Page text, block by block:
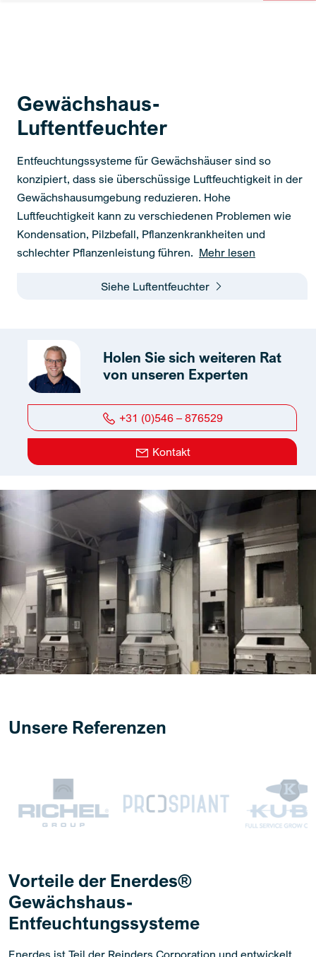
Gewächshaus-
Luftentfeuchter
Entfeuchtungssysteme für Gewächshäuser sind so
konzipiert, dass sie überschüssige Luftfeuchtigkeit in der
Gewächshausumgebung reduzieren. Hohe
Luftfeuchtigkeit kann zu verschiedenen Problemen wie
Kondensation, Pilzbefall, Pflanzenkrankheiten und
schlechter Pflanzenleistung führen. Mehr lesen
Siehe Luftentfeuchter
Holen Sie sich weiteren Rat
von unseren Experten
+31 (0)546 – 876529
Kontakt
Unsere Referenzen
Vorteile der Enerdes®
Gewächshaus-
Entfeuchtungssysteme
Enerdes ist Teil der Reinders Corporation und entwickelt